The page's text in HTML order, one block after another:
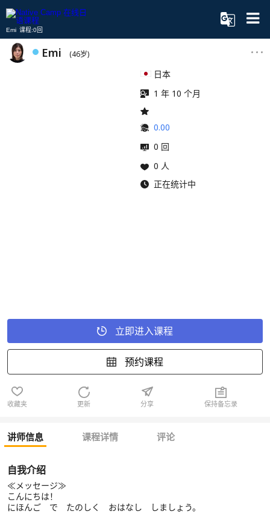
Emi 课程:0回
Emi (46岁)
日本
1 年 10 个月
0.00
0 回
0 人
正在统计中
立即进入课程
预约课程
收藏夹 更新 分享 保持备忘录
讲师信息 课程详情 评论
自我介绍
≪メッセージ≫
こんにちは！
にほんご で たのしく おはなし しましょう。